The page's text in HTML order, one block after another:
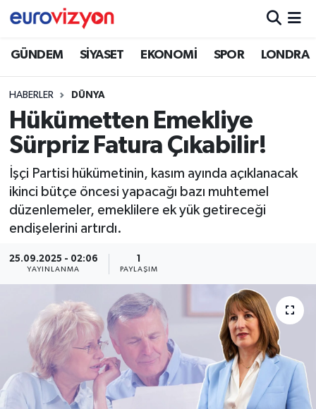
GÜNDEM SİYASET EKONOMİ SPOR LONDRA
HABERLER DÜNYA
Hükümetten Emekliye
Sürpriz Fatura Çıkabilir!
İşçi Partisi hükümetinin, kasım ayında açıklanacak
ikinci bütçe öncesi yapacağı bazı muhtemel
düzenlemeler, emeklilere ek yük getireceği
endişelerini artırdı.
25.09.2025 - 02:06
YAYINLANMA
1
PAYLAŞIM